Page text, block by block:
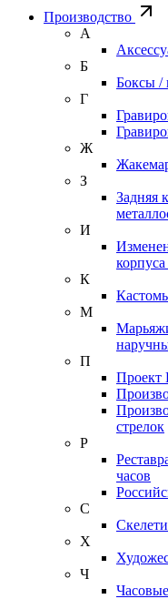
Производство
А
Б
Боксы /
Г
Ж
З
Задняя
И
корпуса
К
М
П
Проект
стрелок
Р
часов
С
Х
Ч